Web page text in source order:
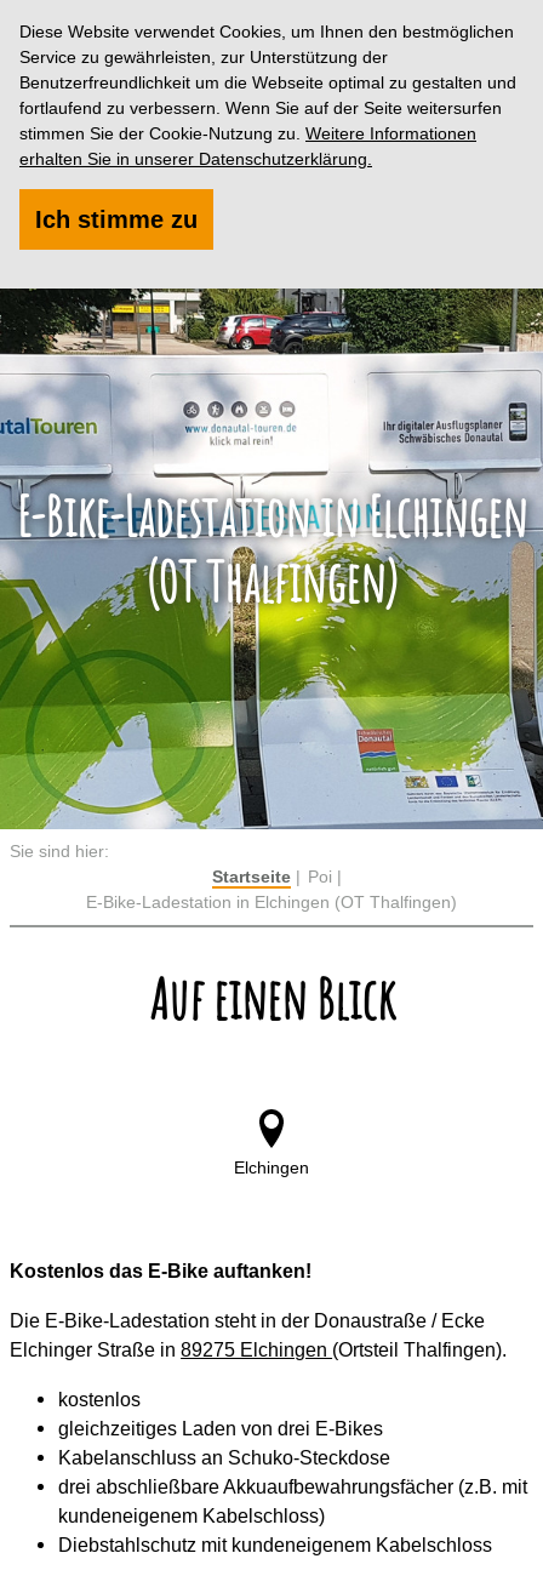
Diese Website verwendet Cookies, um Ihnen den bestmöglichen
Service zu gewährleisten, zur Unterstützung der
Benutzerfreundlichkeit um die Webseite optimal zu gestalten und
fortlaufend zu verbessern. Wenn Sie auf der Seite weitersurfen
stimmen Sie der Cookie-Nutzung zu. Weitere Informationen
erhalten Sie in unserer Datenschutzerklärung.
Ich stimme zu
E-Bike-Ladestation in Elchingen
(OT Thalfingen)
Sie sind hier:
Startseite
Poi
E-Bike-Ladestation in Elchingen (OT Thalfingen)
Auf einen Blick
Elchingen
Kostenlos das E-Bike auftanken!
Die E-Bike-Ladestation steht in der Donaustraße / Ecke
Elchinger Straße in89275 Elchingen (Ortsteil Thalfingen).
kostenlos
gleichzeitiges Laden von drei E-Bikes
Kabelanschluss an Schuko-Steckdose
drei abschließbare Akkuaufbewahrungsfächer (z.B. mit
kundeneigenem Kabelschloss)
Diebstahlschutz mit kundeneigenem Kabelschloss